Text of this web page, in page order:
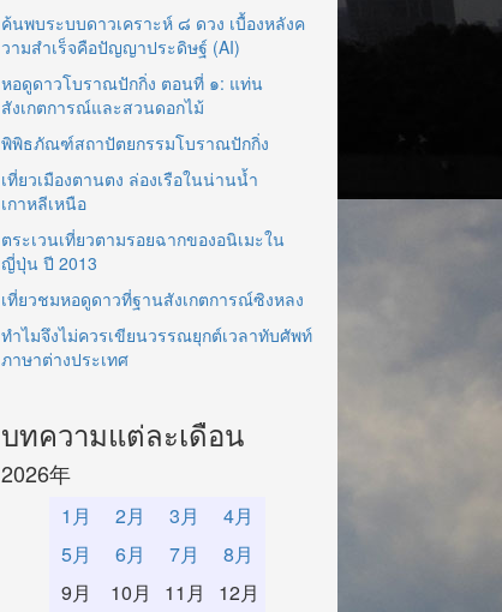
ค้นพบระบบดาวเคราะห์ ๘ ดวง เบื้องหลังค
วามสำเร็จคือปัญญาประดิษฐ์ (AI)
หอดูดาวโบราณปักกิ่ง ตอนที่ ๑: แท่น
สังเกตการณ์และสวนดอกไม้
พิพิธภัณฑ์สถาปัตยกรรมโบราณปักกิ่ง
เที่ยวเมืองตานตง ล่องเรือในน่านน้ำ
เกาหลีเหนือ
ตระเวนเที่ยวตามรอยฉากของอนิเมะใน
ญี่ปุ่น ปี 2013
เที่ยวชมหอดูดาวที่ฐานสังเกตการณ์ซิงหลง
ทำไมจึงไม่ควรเขียนวรรณยุกต์เวลาทับศัพท์
ภาษาต่างประเทศ
บทความแต่ละเดือน
2026年
1月 2月 3月
4月
5月
6月 7月
8月
9月
10月 11月 12月